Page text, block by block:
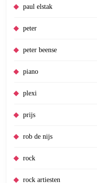
paul elstak
peter
peter beense
piano
plexi
prijs
rob de nijs
rock
rock artiesten